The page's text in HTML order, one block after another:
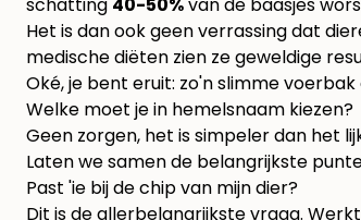
schatting 40-50%van de baasjes
Het is dan ook geen verrassing dat
medische diëten zien ze geweldige
Oké, je bent eruit: zo'n slimme
Welke moet je in hemelsnaam kiezen?
Geen zorgen, het is simpeler dan het
Laten we samen de belangrijkste
Past 'ie bij de chip van mijn dier?
Dit is de allerbelangrijkste vraag.